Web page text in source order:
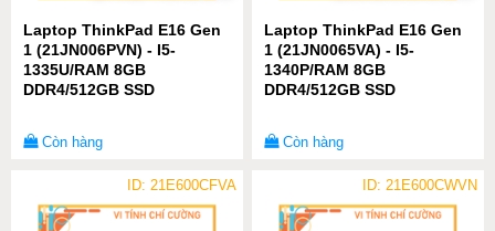
Laptop ThinkPad E16 Gen
1 (21JN006PVN) - I5-
1335U/RAM 8GB
DDR4/512GB SSD
Còn hàng
Laptop ThinkPad E16 Gen
1 (21JN0065VA) - I5-
1340P/RAM 8GB
DDR4/512GB SSD
Còn hàng
ID: 21E600CFVA ID: 21E600CWVN